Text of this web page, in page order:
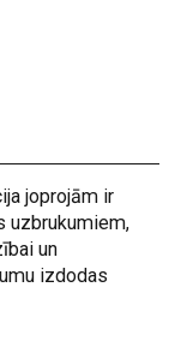
joprojām ir
uzbrukumiem,
un
izdodas